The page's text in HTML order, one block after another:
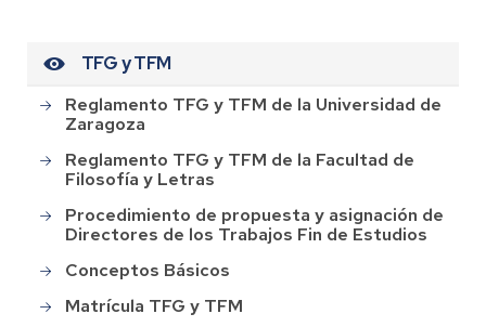
TFG y TFM
Reglamento TFG y TFM de la Universidad de
Zaragoza
Reglamento TFG y TFM de la Facultad de
Filosofía y Letras
Procedimiento de propuesta y asignación de
Directores de los Trabajos Fin de Estudios
Conceptos Básicos
Matrícula TFG y TFM